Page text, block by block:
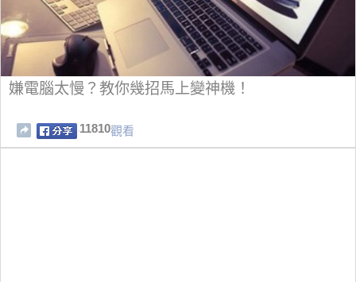
嫌電腦太慢？教你幾招馬上變神機！
11810觀看